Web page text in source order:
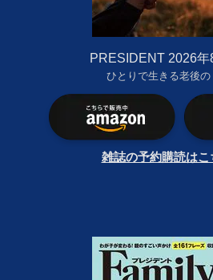
PRESIDENT 2026
ひとりで生きる老後の
雑誌の予約購読はこ